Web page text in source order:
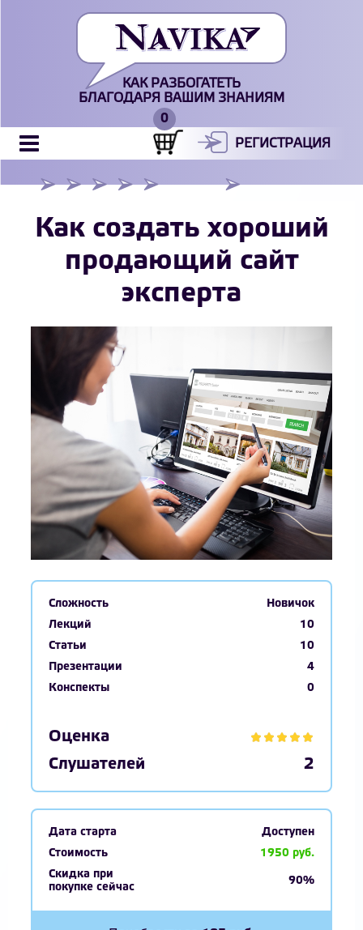
КАК РАЗБОГАТЕТЬ
БЛАГОДАРЯ ВАШИМ ЗНАНИЯМ
РЕГИСТРАЦИЯ
Как создать хороший
продающий сайт
эксперта
Сложность
Новичок
Лекций
10
Статьи
10
Презентации
4
Конспекты
0
Оценка
Слушателей
2
Дата старта
Доступен
Стоимость
1950 руб.
Скидка при
покупке сейчас
90%